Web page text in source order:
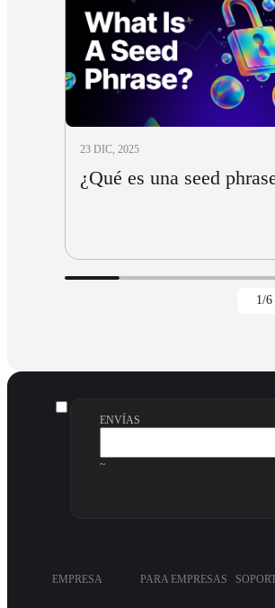
23 DIC, 2025
¿Qué es una seed
1/6
ENVÍAS
~
EMPRESA PARA EMPRESAS